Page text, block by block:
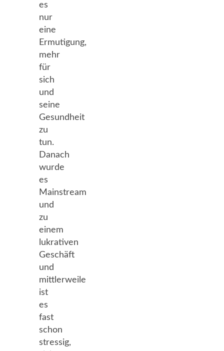
es
nur
eine
Ermutigung,
mehr
für
sich
und
seine
Gesundheit
zu
tun.
Danach
wurde
es
Mainstream
und
zu
einem
lukrativen
Geschäft
und
mittlerweile
ist
es
fast
schon
stressig,